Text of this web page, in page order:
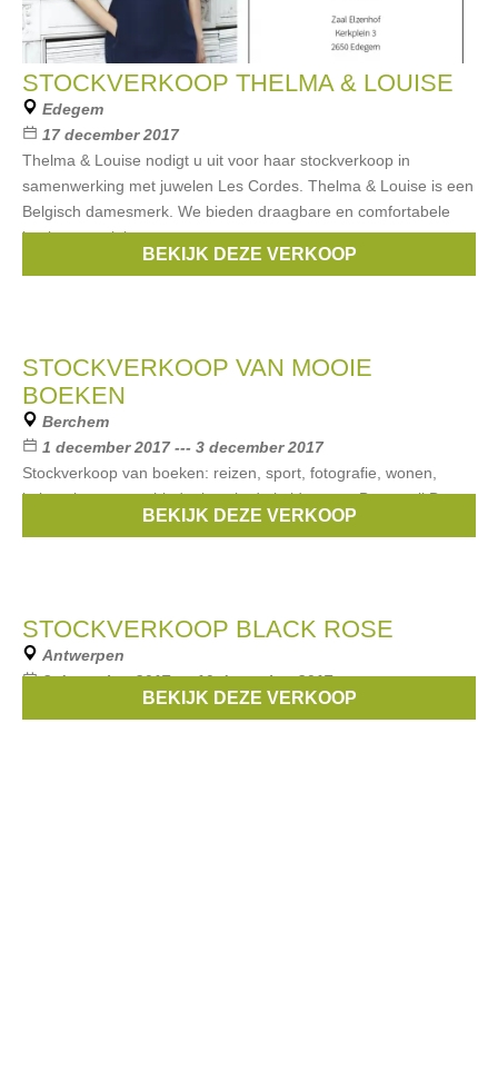
STOCKVERKOOP THELMA & LOUISE
Edegem
17 december 2017
Thelma & Louise nodigt u uit voor haar stockverkoop in
samenwerking met juwelen Les Cordes. Thelma & Louise is een
Belgisch damesmerk. We bieden draagbare en comfortabele
basics met pittige accenten.
Les Cordes,Thelma & Louise
BEKIJK DEZE VERKOOP
STOCKVERKOOP VAN MOOIE
BOEKEN
Berchem
1 december 2017 --- 3 december 2017
Stockverkoop van boeken: reizen, sport, fotografie, wonen,
koken, kunst, geschiedenis,... in de kelders van Brouwerij De
Koninck. Tot 80% korting.BEKIJK DEZE VERKOOP
STOCKVERKOOP BLACK ROSE
Antwerpen
8 december 2017 --- 10 december 2017
Stockverkoop en sample sale van kledij, juwelen, ceintuurs,..
BEKIJK DEZE VERKOOP